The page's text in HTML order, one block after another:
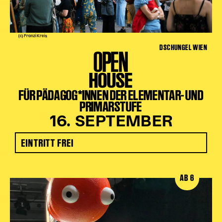
(c) Franzi Kreis
DSCHUNGEL WIEN
OPEN
HOUSE
FÜR PÄDAGOG*INNEN DER ELEMENTAR- UND
PRIMARSTUFE
16. SEPTEMBER
EINTRITT FREI
AB 6